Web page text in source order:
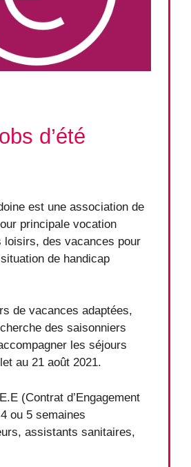
d’été
est une association de
principale vocation
loisirs, des vacances pour
de handicap
de vacances adaptées,
des saisonniers
les séjours
au 21 août 2021.
(Contrat d’Engagement
ou 5 semaines
assistants sanitaires,